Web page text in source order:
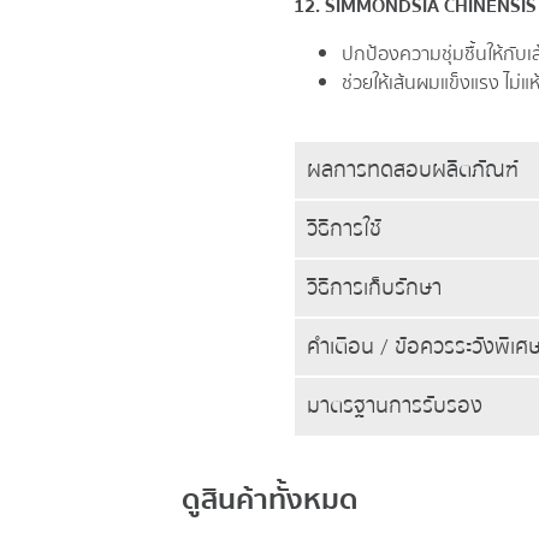
ปกป้องความชุ่มชื้นให้กับ
ช่วยให้เส้นผมแข็งแรง ไม่แ
ผลการทดสอบผลิตภัณฑ์
วิธีการใช้
วิธีการเก็บรักษา
คำเตือน / ข้อควรระวังพิเศ
มาตรฐานการรับรอง
ดูสินค้าทั้งหมด